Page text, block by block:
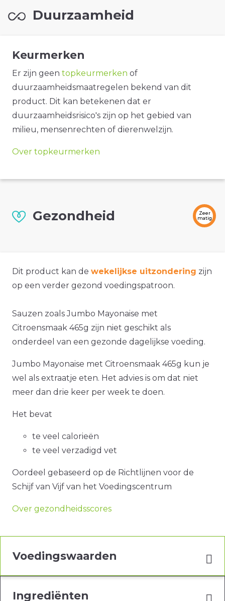
Duurzaamheid
Keurmerken
Er zijn geen topkeurmerken of
duurzaamheidsmaatregelen bekend van dit
product. Dit kan betekenen dat er
duurzaamheidsrisico's zijn op het gebied van
milieu, mensenrechten of dierenwelzijn.
Over topkeurmerken
Gezondheid
Zeer
matig
Dit product kan de wekelijkse uitzondering zijn
op een verder gezond voedingspatroon.
Sauzen zoals Jumbo Mayonaise met
Citroensmaak 465g zijn niet geschikt als
onderdeel van een gezonde dagelijkse voeding.
Jumbo Mayonaise met Citroensmaak 465g kun je
wel als extraatje eten. Het advies is om dat niet
meer dan drie keer per week te doen.
Het bevat
te veel calorieën
te veel verzadigd vet
Oordeel gebaseerd op de Richtlijnen voor de
Schijf van Vijf van het Voedingscentrum
Over gezondheidsscores
Voedingswaarden
Ingrediënten